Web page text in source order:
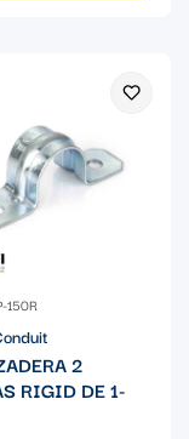
150R
2
RIGID DE 1-